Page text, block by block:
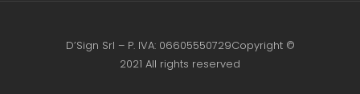
D’Sign Srl – P. IVA: 06605550729Copyright ©
2021 All rights reserved